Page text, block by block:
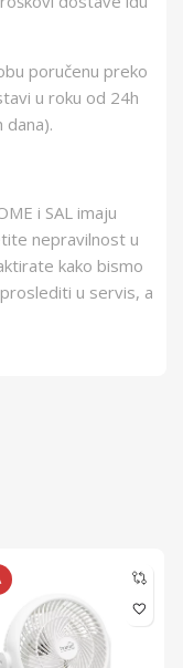
8605043308506
poručenu preko
u roku od 24h
i SAL imaju
nepravilnost u
kako bismo
u servis, a